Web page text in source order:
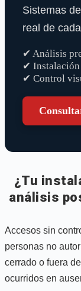
Sistemas
real de
✔ Análisis
✔
✔ Control
¿Tu
análisis
Accesos sin
personas no
cerrado o fuera
ocurridos en